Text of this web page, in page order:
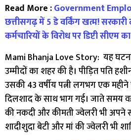
Read More :Government
छत्तीसगढ़ में 5 डे वर्किंग खत्म!
कर्मचारियों के विरोध पर डिप्टी सीएम
Mami Bhanja Love Story: यह घटना
उम्मीदों का शहर की है। पीड़ित पति
उसकी 43 वर्षीय पत्नी लगभग एक
दिलशाद के साथ भाग गई। जाते समय
की नकदी और कीमती ज्वेलरी भी
शादीशुदा बेटी और मां की ज्वेलरी भी